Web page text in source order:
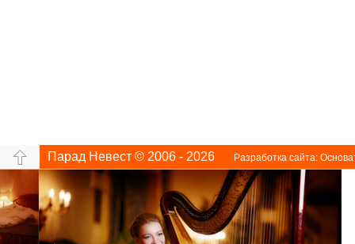
Парад Невест © 2006 - 2026 Разработка сайта: